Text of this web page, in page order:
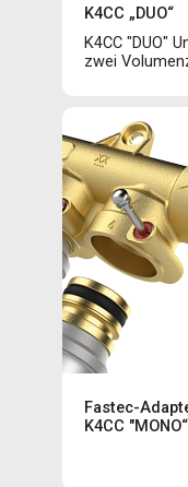
K4CC „DUO“
K4CC "DUO"
zwei
Fastec-
K4CC